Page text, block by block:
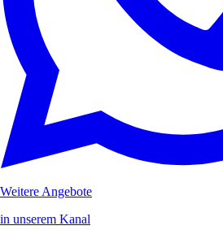
Weitere Angebote
in unserem Kanal